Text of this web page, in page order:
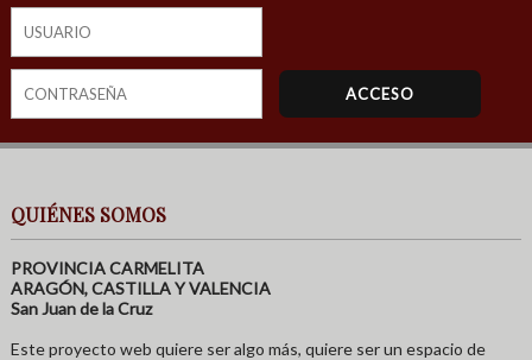
QUIÉNES SOMOS
PROVINCIA CARMELITA
ARAGÓN, CASTILLA Y VALENCIA
San Juan de la Cruz
Este proyecto web quiere ser algo más, quiere ser un espacio de